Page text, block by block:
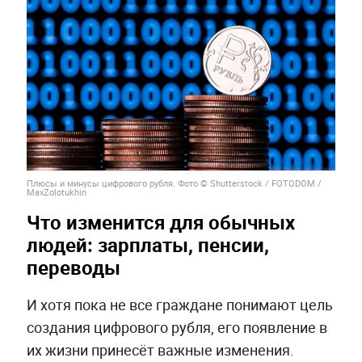
Плюсы и минусы цифрового рубля. Фото © Shutterstock / FOTODOM /
MaxZolotukhin
Что изменится для обычных
людей: зарплаты, пенсии,
переводы
И хотя пока не все граждане понимают цель
создания цифрового рубля, его появление в
их жизни принесёт важные изменения.